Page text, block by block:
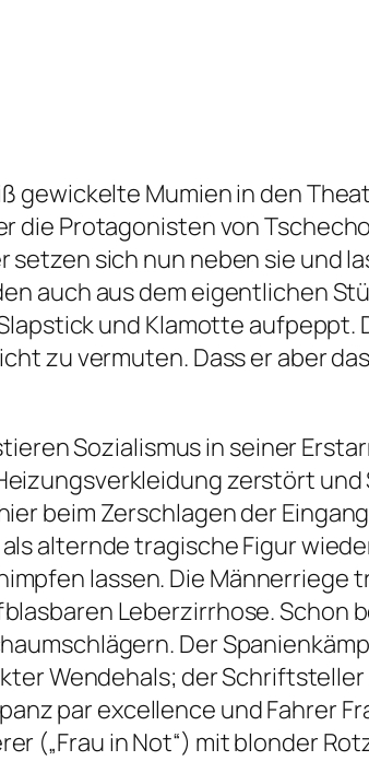
gewickelte Mumien in den
die Protagonisten von
sich nun neben sie und
auch aus dem eigentlichen
und Klamotte
zu vermuten. Dass er aber
Sozialismus in seiner
zerstört
beim Zerschlagen der
alternde tragische Figur
lassen. Die Männerriege
Leberzirrhose. Schon
Der
Wendehals; der
par excellence und Fahrer
(„Frau in Not“) mit blonder